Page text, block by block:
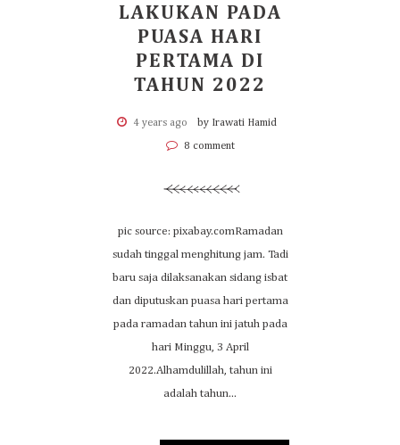
LAKUKAN PADA
PUASA HARI
PERTAMA DI
TAHUN 2022
4 years ago by Irawati Hamid
8 comment
pic source: pixabay.comRamadan
sudah tinggal menghitung jam. Tadi
baru saja dilaksanakan sidang isbat
dan diputuskan puasa hari pertama
pada ramadan tahun ini jatuh pada
hari Minggu, 3 April
2022.Alhamdulillah, tahun ini
adalah tahun...